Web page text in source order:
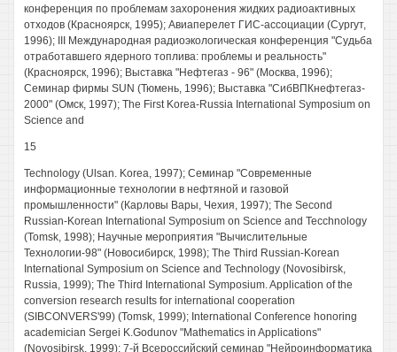
конференция по проблемам захоронения жидких радиоактивных
отходов (Красноярск, 1995); Авиаперелет ГИС-ассоциации (Сургут,
1996); III Международная радиоэкологическая конференция "Судьба
отработавшего ядерного топлива: проблемы и реальность"
(Красноярск, 1996); Выставка "Нефтегаз - 96" (Москва, 1996);
Семинар фирмы SUN (Тюмень, 1996); Выставка "СибВПКнефтегаз-
2000" (Омск, 1997); The First Korea-Russia International Symposium on
Science and
15
Technology (Ulsan. Korea, 1997); Семинар "Современные
информационные технологии в нефтяной и газовой
промышленности" (Карловы Вары, Чехия, 1997); The Second
Russian-Korean International Symposium on Science and Tecchnology
(Tomsk, 1998); Научные мероприятия "Вычислительные
Технологии-98" (Новосибирск, 1998); The Third Russian-Korean
International Symposium on Science and Technology (Novosibirsk,
Russia, 1999); The Third International Symposium. Application of the
conversion research results for international cooperation
(SIBCONVERS'99) (Tomsk, 1999); International Conference honoring
academician Sergei K.Godunov "Mathematics in Applications"
(Novosibirsk, 1999); 7-й Всероссийский семинар "Нейроинформатика